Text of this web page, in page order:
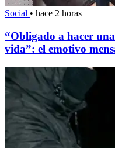
Social • hace 2 horas
“Obligado a hacer
vida”: el emotivo